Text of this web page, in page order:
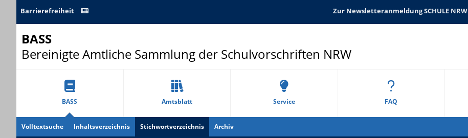
Barrierefreiheit Zur Newsletteranmeldung SCHULE NRW
BASS
Bereinigte Amtliche Sammlung der Schulvorschriften NRW
BASS Amtsblatt Service FAQ
Volltextsuche Inhaltsverzeichnis Stichwortverzeichnis Archiv